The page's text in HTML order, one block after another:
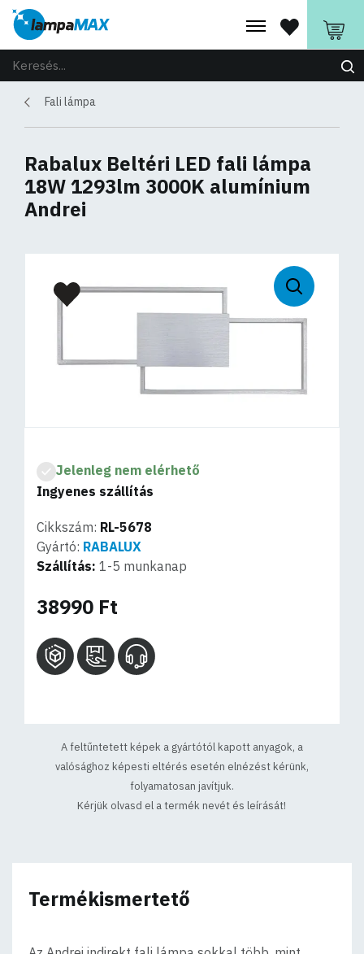
Fali lámpa
Rabalux Beltéri LED fali lámpa
18W 1293lm 3000K alumínium
Andrei
Jelenleg nem elérhető
Ingyenes szállítás
Cikkszám: RL-5678
Gyártó: RABALUX
Szállítás: 1-5 munkanap
38990 Ft
A feltűntetett képek a gyártótól kapott anyagok, a
valósághoz képesti eltérés esetén elnézést kérünk,
folyamatosan javítjuk.
Kérjük olvasd el a termék nevét és leírását!
Termékismertető